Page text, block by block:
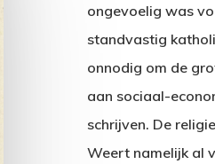
ongevoelig was
standvastig
onnodig om de
aan sociaal-
schrijven. De
Weert namelijk al